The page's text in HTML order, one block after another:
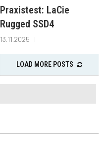
Praxistest: LaCie
Rugged SSD4
13.11.2025
LOAD MORE POSTS